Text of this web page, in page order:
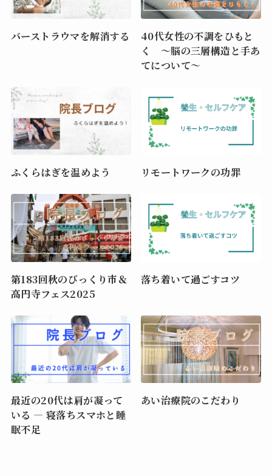
バーストラウマを解消する
40代女性の不調をひもと
く ～脳の三層構造と手あ
てについて～
ふくらはぎを温めよう リモートワークの功罪
第183回秋のびっくり市＆
高円寺フェス2025
落ち着いて過ごすコツ
最近の20代は肩が凝って
いる ― 寝落ちスマホと睡
眠不足
あい治療院のこだわり